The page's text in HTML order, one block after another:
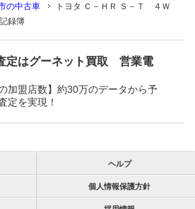
の中古車
トヨタ Ｃ－ＨＲ Ｓ－Ｔ ４Ｗ
録簿
定はグーネット買取 営業電
加盟店数】約30万のデータから予
定を実現！
ヘルプ
個人情報保護方針